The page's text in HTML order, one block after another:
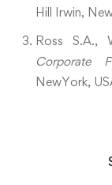
Hill Irwin,
Ross S.A.,
Corporate
NewYork,